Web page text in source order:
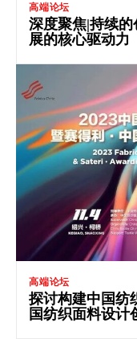
高端论坛
深度聚焦|持续
展的核心驱动力
高端论坛
探讨构建中国纺
国纺织面料设计